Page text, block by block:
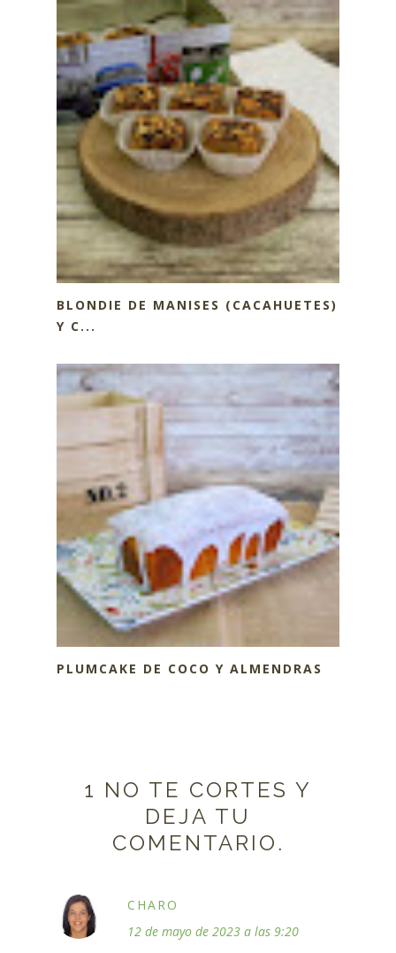
BLONDIE DE MANISES (CACAHUETES)
Y C...
PLUMCAKE DE COCO Y ALMENDRAS
1 NO TE CORTES Y
DEJA TU
COMENTARIO.
CHARO
12 de mayo de 2023 a las 9:20